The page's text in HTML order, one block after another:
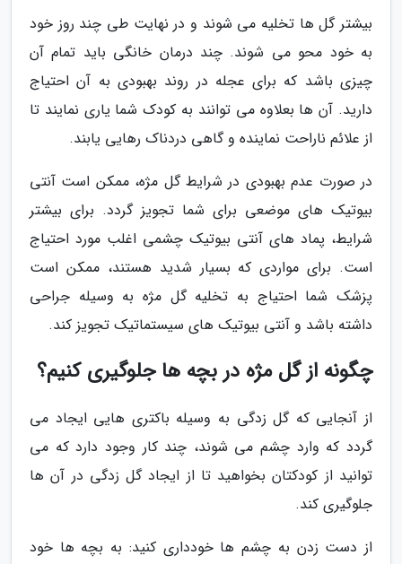
بیشتر گل ها تخلیه می شوند و در نهایت طی چند روز خود
به خود محو می شوند. چند درمان خانگی باید تمام آن
چیزی باشد که برای عجله در روند بهبودی به آن احتیاج
دارید. آن ها بعلاوه می توانند به کودک شما یاری نمایند تا
از علائم ناراحت نماینده و گاهی دردناک رهایی یابند.
در صورت عدم بهبودی در شرایط گل مژه، ممکن است آنتی
بیوتیک های موضعی برای شما تجویز گردد. برای بیشتر
شرایط، پماد های آنتی بیوتیک چشمی اغلب مورد احتیاج
است. برای مواردی که بسیار شدید هستند، ممکن است
پزشک شما احتیاج به تخلیه گل مژه به وسیله جراحی
داشته باشد و آنتی بیوتیک های سیستماتیک تجویز کند.
چگونه از گل مژه در بچه ها جلوگیری کنیم؟
از آنجایی که گل زدگی به وسیله باکتری هایی ایجاد می
گردد که وارد چشم می شوند، چند کار وجود دارد که می
توانید از کودکتان بخواهید تا از ایجاد گل زدگی در آن ها
جلوگیری کند.
از دست زدن به چشم ها خودداری کنید: به بچه ها خود